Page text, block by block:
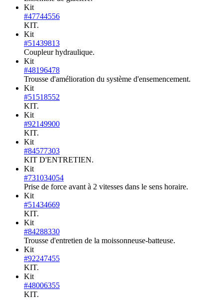
Kit
#47744556
KIT.
Kit
#51439813
Coupleur hydraulique.
Kit
#48196478
Trousse d'amélioration du système d'ensemencement.
Kit
#51518552
KIT.
Kit
#92149900
KIT.
Kit
#84577303
KIT D'ENTRETIEN.
Kit
#731034054
Prise de force avant à 2 vitesses dans le sens horaire.
Kit
#51434669
KIT.
Kit
#84288330
Trousse d'entretien de la moissonneuse-batteuse.
Kit
#92247455
KIT.
Kit
#48006355
KIT.